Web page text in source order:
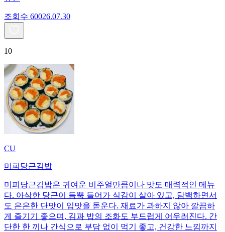
조회수 60026.07.30
10
CU
미피당근김밥
미피당근김밥은 귀여운 비주얼만큼이나 맛도 매력적인 메뉴
다. 아삭한 당근이 듬뿍 들어가 식감이 살아 있고, 담백하면서
도 은은한 단맛이 입맛을 돋운다. 재료가 과하지 않아 깔끔하
게 즐기기 좋으며, 김과 밥의 조화도 부드럽게 어우러진다. 간
단한 한 끼나 간식으로 부담 없이 먹기 좋고, 건강한 느낌까지